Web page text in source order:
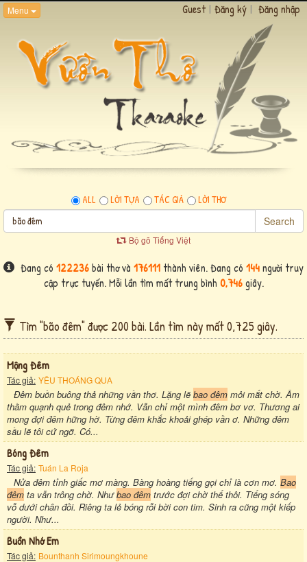
Menu Guest | Đăng ký | Đăng nhập
ALL LỜI TỰA TÁC GIẢ LỜI THƠ
Search
Bộ gõ Tiếng Việt
Đang có 122236bài thơ và 176111 thành viên. Đang có 144người truy
cập trực tuyến. Mỗi lần tìm mất trung bình 0,746giây.
Tìm "bão đêm" được 200 bài. Lần tìm này mất 0,725 giây.
Mộng Đêm
Tác giả: YÊU THOÁNG QUA
Đêm buồn buông thả những vần thơ. Lặng lẽ bao đêm mỏi mắt chờ. Âm
thầm quạnh quẻ trong đêm nhớ. Vẫn chỉ một mình đêm bơ vơ. Thương ai
mong đợi đêm hững hờ. Từng đêm khắc khoải ghép vần ơ. Những đêm
sầu lẽ tôi cứ ngỡ. Có...
Bóng Đêm
Tác giả: Tuán La Roja
Nửa đêm tỉnh giấc mơ màng. Bàng hoàng tiếng gọi chỉ là cơn mơ. Bao
đêm ta vẫn trông chờ. Nhưbao đêm trước đợi chờ thế thôi. Tiếng sóng
vỗ dưới chân đồi. Riêng ta lẻ bóng rỗi bời con tim. Sinh ra cũng một kiếp
người. Như...
Buồn Nhớ Em
Tác giả: Bounthanh Sirimoungkhoune